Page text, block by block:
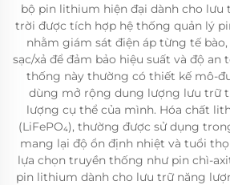
bộ pin lithium hiện đại dành cho
trời được tích hợp hệ thống quản lý
nhằm giám sát điện áp từng tế
sạc/xả để đảm bảo hiệu suất và độ an
thống này thường có thiết kế mô-
dùng mở rộng dung lượng lưu trữ
lượng cụ thể của mình. Hóa chất
(LiFePO₄), thường được sử dụng
mang lại độ ổn định nhiệt và tuổi
lựa chọn truyền thống như pin chì-
pin lithium dành cho lưu trữ năng